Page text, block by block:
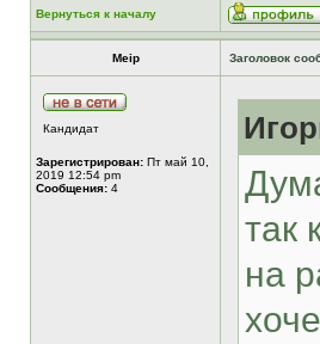
Вернуться к началу
Meip Заголовок
Кандидат
Зарегистрирован: Пт май 10,
2019 12:54 pm
Сообщения: 4
так
на